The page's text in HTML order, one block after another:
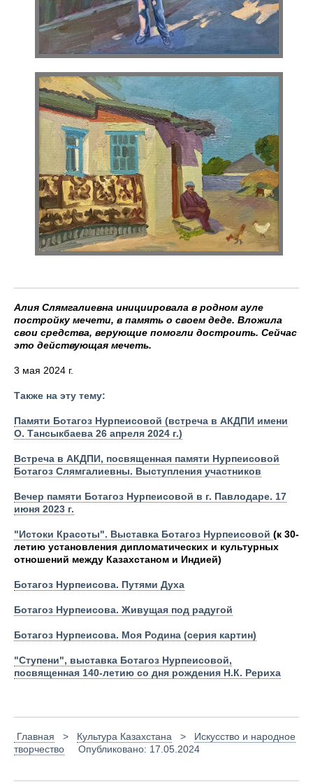
Алия Слямгалиевна инициировала в родном ауле
постройку мечети, в память о своем деде. Вложила
свои средства, верующие помогли достроить. Сейчас
это действующая мечеть.
3 мая 2024 г.
Также на эту тему:
Памяти Ботагоз Нурпеисовой (встреча в АКДПИ имени
О. Тансыкбаева 26 апреля 2024 г.)
Встреча в АКДПИ, посвященная памяти Нурпеисовой
Ботагоз Слямгалиевны. Выступления участников
Вечер памяти Ботагоз Нурпеисовой в г. Павлодаре. 17
июня 2023 г.
"Истоки Красоты". Выставка Ботагоз Нурпеисовой (к 30-
летию установления дипломатических и культурных
отношений между Казахстаном и Индией)
Ботагоз Нурпеисова. Путями Духа
Ботагоз Нурпеисова. Живущая под радугой
Ботагоз Нурпеисова. Моя Родина (серия картин)
"Ступени", выставка Ботагоз Нурпеисовой,
посвященная 140-летию со дня рождения Н.К. Рериха
Главная > Культура Казахстана > Искусство и народное
творчество Опубликовано: 17.05.2024